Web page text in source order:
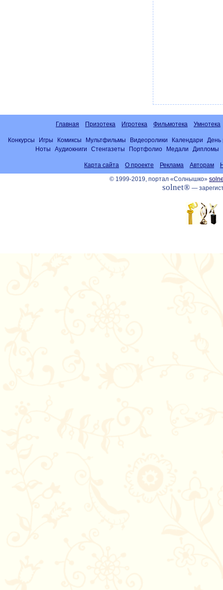
Главная Призотека Игротека Фильмотека Умнотека
Конкурсы Игры Комиксы Мультфильмы Видеоролики Календари
День
Ноты
Аудиокниги Стенгазеты Портфолио Медали Дипломы
Карта сайта О проекте Реклама Авторам
© 1999-2019, портал «Солнышко»
solnet®—